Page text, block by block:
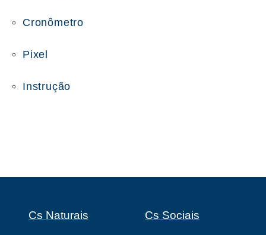
Cronômetro
Pixel
Instrução
Cs Naturais Cs Sociais